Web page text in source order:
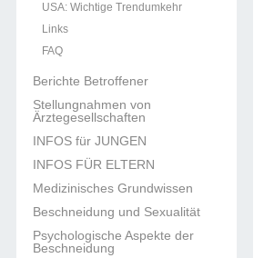
USA: Wichtige Trendumkehr
Links
FAQ
Berichte Betroffener
Stellungnahmen von
Ärztegesellschaften
INFOS für JUNGEN
INFOS FÜR ELTERN
Medizinisches Grundwissen
Beschneidung und Sexualität
Psychologische Aspekte der
Beschneidung